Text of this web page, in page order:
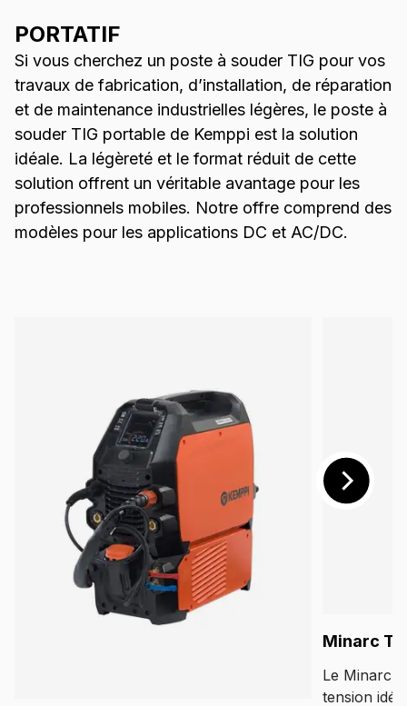
MAX WeldClean et le mode
DeMagnetization, il augmente la
productivité tout en garantissant des
résultats réguliers.
PORTATIF
Si vous cherchez un poste à souder TIG pour vos
travaux de fabrication, d’installation, de réparation
et de maintenance industrielles légères, le poste à
souder TIG portable de Kemppi est la solution
idéale. La légèreté et le format réduit de cette
solution offrent un véritable avantage pour les
professionnels mobiles. Notre offre comprend des
modèles pour les applications DC et AC/DC.
Minarc T
Le Minarc
tension